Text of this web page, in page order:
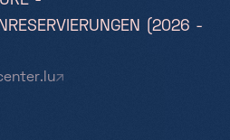
(2026 -